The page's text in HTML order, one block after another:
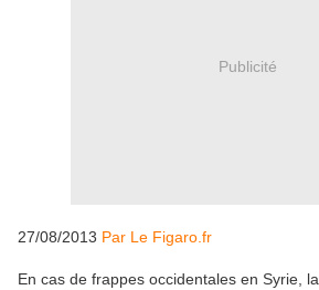
Publicité
27/08/2013 Par Le Figaro.fr
En cas de frappes occidentales en Syrie, la